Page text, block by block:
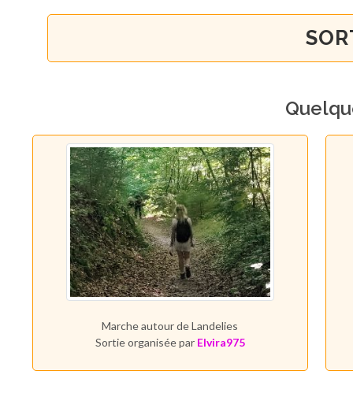
Marche autour de Landelies
Sortie organisée par Elvira975